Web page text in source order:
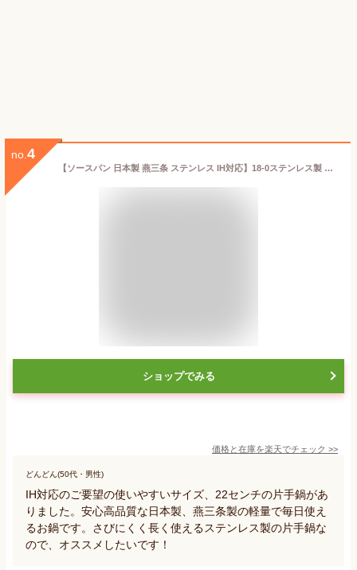
no. 4
【ソースパン 日本製 燕三条 ステンレス IH対応】18-0ステンレス製 ソースパン 22cm 3.8L【業務用/家庭用/IH 対応/IH電磁調理器 対応/オール熱源対応/ミルクパン/ソース作り/下ごしらえに/牛乳の温め/離乳食作り/片手鍋/プロ/調理/厨房用品/お菓子作り道具/仔犬印】
ショップでみる
価格と在庫を楽天でチェック >>
どんどん(50代・男性)
IH対応のご要望の使いやすいサイズ、22センチの片手鍋があ
りました。安心高品質な日本製、燕三条製の軽量で毎日使え
るお鍋です。さびにくく長く使えるステンレス製の片手鍋な
ので、オススメしたいです！